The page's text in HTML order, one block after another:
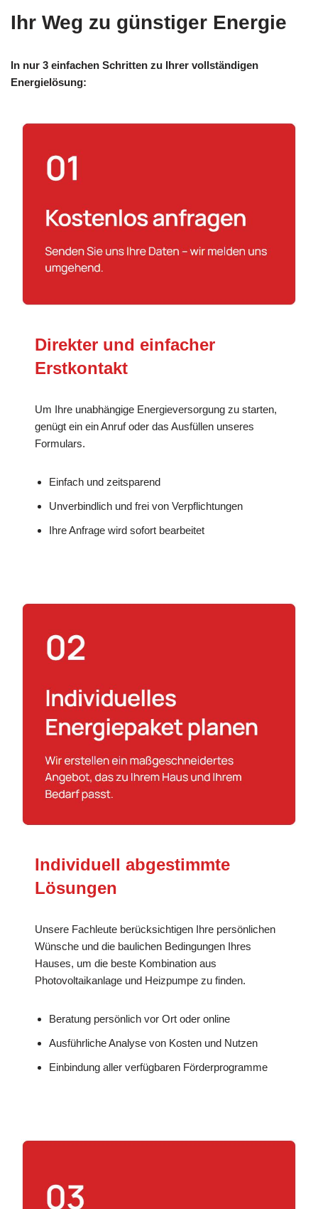
Ihr Weg zu günstiger Energie
In nur 3 einfachen Schritten zu Ihrer vollständigen
Energielösung:
Direkter und einfacher
Erstkontakt
Um Ihre unabhängige Energieversorgung zu starten,
genügt ein ein Anruf oder das Ausfüllen unseres
Formulars.
Einfach und zeitsparend
Unverbindlich und frei von Verpflichtungen
Ihre Anfrage wird sofort bearbeitet
Individuell abgestimmte
Lösungen
Unsere Fachleute berücksichtigen Ihre persönlichen
Wünsche und die baulichen Bedingungen Ihres
Hauses, um die beste Kombination aus
Photovoltaikanlage und Heizpumpe zu finden.
Beratung persönlich vor Ort oder online
Ausführliche Analyse von Kosten und Nutzen
Einbindung aller verfügbaren Förderprogramme